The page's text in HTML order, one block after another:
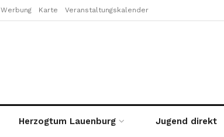
Werbung Karte Veranstaltungskalender
Herzogtum Lauenburg Jugend direkt